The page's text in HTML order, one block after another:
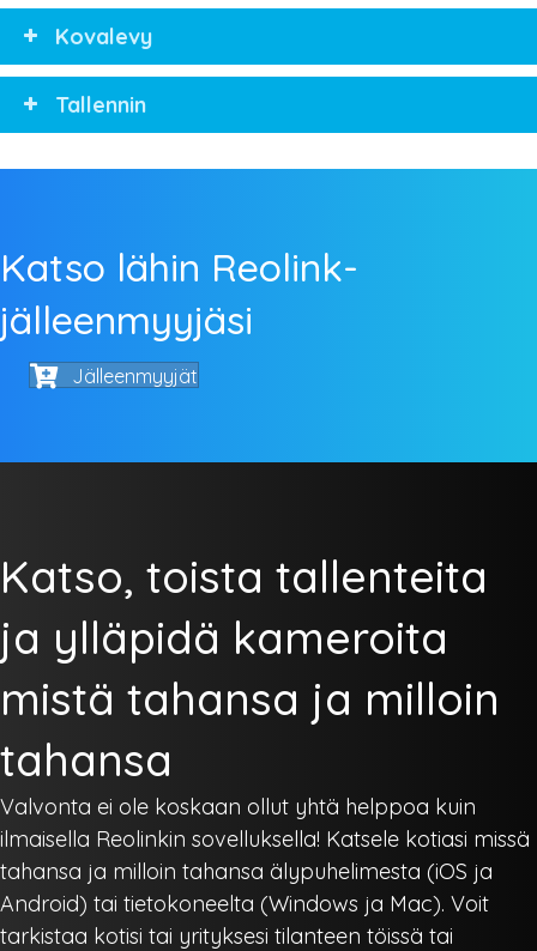
Kovalevy
Tallennin
Katso lähin Reolink-
jälleenmyyjäsi
Jälleenmyyjät
Katso, toista tallenteita
ja ylläpidä kameroita
mistä tahansa ja milloin
tahansa
Valvonta ei ole koskaan ollut yhtä helppoa kuin
ilmaisella Reolinkin sovelluksella! Katsele kotiasi missä
tahansa ja milloin tahansa älypuhelimesta (iOS ja
Android) tai tietokoneelta (Windows ja Mac). Voit
tarkistaa kotisi tai yrityksesi tilanteen töissä tai